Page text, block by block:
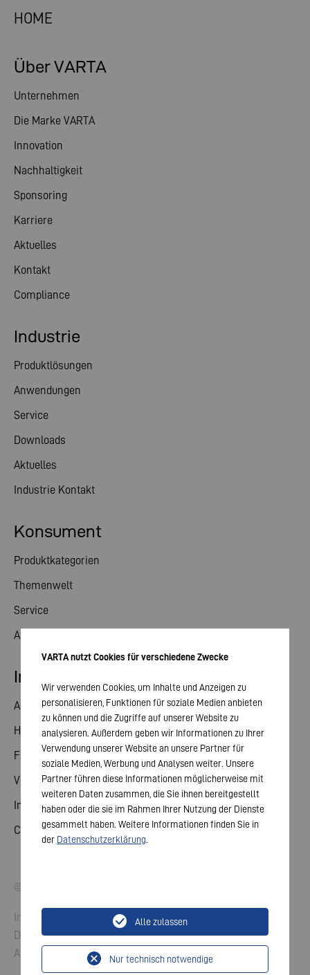
HOME
Über VARTA
Unternehmen
Die Marke VARTA
Innovation
Nachhaltigkeit
Sponsoring
Karriere
Aktuelles
Kontakt
Compliance
Konsument
Produktkategorien
Themenwelt
Service
Aktuelles
Industrie
Produktlösungen
Anwendungen
Service
Downloads
Aktuelles
Industrie Kontakt
Investor Relations
Aktie
Hauptversammlung
Finanzkalender
Veröffentlichungen
Investorenkontakt
Corporate Governance
© 2026 VARTA AG. Alle Rechte vorbehalten.
Impressum
Datenschutz
AGB
VARTA nutzt Cookies für verschiedene Zwecke
Wir verwenden Cookies, um Inhalte und Anzeigen zu
personalisieren, Funktionen für soziale Medien anbieten
zu können und die Zugriffe auf unserer Website zu
analysieren. Außerdem geben wir Informationen zu Ihrer
Verwendung unserer Website an unsere Partner für
soziale Medien, Werbung und Analysen weiter. Unsere
Partner führen diese Informationen möglicherweise mit
weiteren Daten zusammen, die Sie ihnen bereitgestellt
haben oder die sie im Rahmen Ihrer Nutzung der Dienste
gesammelt haben. Weitere Informationen finden Sie in
der Datenschutzerklärung.
Nur technisch notwendige
Alle zulassen